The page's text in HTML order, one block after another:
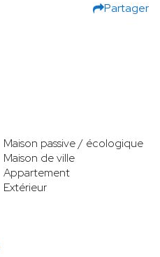
Partager
Maison passive / écologique
Maison de ville
Appartement
Extérieur